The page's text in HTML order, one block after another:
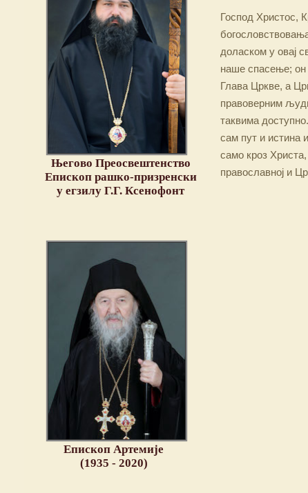
Његово Преосвештенство
Епископ рашко-призренски
у егзилу Г.Г. Ксенофонт
Господ Христос,
доласком у овај
наше спасење; он
Глава Цркве, а
правоверним
таквима
сам пут и истина
само кроз
православној и
Епископ Артемије
(1935 - 2020)